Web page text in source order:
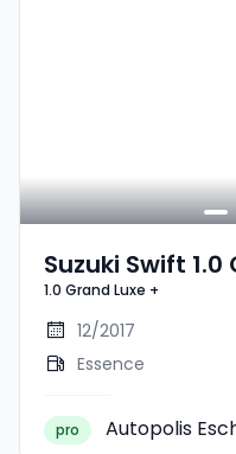
Suzuki Swift 1.0
1.0 Grand Luxe +
12/2017
Essence
pro Autopolis